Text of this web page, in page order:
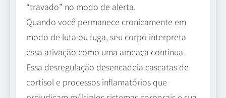
“travado” no modo de alerta.
Quando você permanece cronicamente em
modo de luta ou fuga, seu corpo interpreta
essa ativação como uma ameaça contínua.
Essa desregulação desencadeia cascatas de
cortisol e processos inflamatórios que